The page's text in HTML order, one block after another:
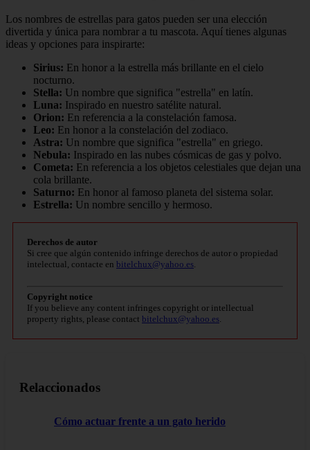
Los nombres de estrellas para gatos pueden ser una elección
divertida y única para nombrar a tu mascota. Aquí tienes algunas
ideas y opciones para inspirarte:
Sirius: En honor a la estrella más brillante en el cielo
nocturno.
Stella: Un nombre que significa "estrella" en latín.
Luna: Inspirado en nuestro satélite natural.
Orion: En referencia a la constelación famosa.
Leo: En honor a la constelación del zodiaco.
Astra: Un nombre que significa "estrella" en griego.
Nebula: Inspirado en las nubes cósmicas de gas y polvo.
Cometa: En referencia a los objetos celestiales que dejan una
cola brillante.
Saturno: En honor al famoso planeta del sistema solar.
Estrella: Un nombre sencillo y hermoso.
Derechos de autor
Si cree que algún contenido infringe derechos de autor o propiedad
intelectual, contacte en bitelchux@yahoo.es.
Copyright notice
If you believe any content infringes copyright or intellectual
property rights, please contact bitelchux@yahoo.es.
Relaccionados
Cómo actuar frente a un gato herido